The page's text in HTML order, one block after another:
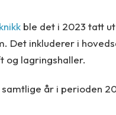
ble det i 2023 tatt
Det inkluderer i
og lagringshaller.
år i perioden